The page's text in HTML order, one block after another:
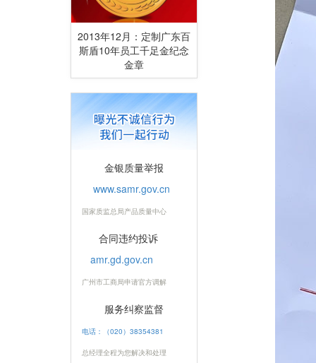
2013年12月：定制广东百
斯盾10年员工千足金纪念
金章
金银质量举报
www.samr.gov.cn
国家质监总局产品质量中心
合同违约投诉
amr.gd.gov.cn
广州市工商局申请官方调解
服务纠察监督
电话：（020）38354381
总经理全程为您解决和处理